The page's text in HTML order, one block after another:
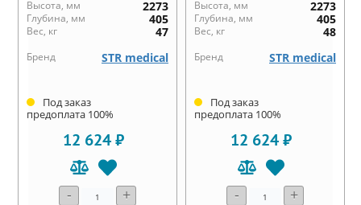
Высота, мм 2273
Глубина, мм 405
Вес, кг 47
Бренд STR medical
Под заказ
предоплата 100%
12 624 ₽
- +
Высота, мм 2273
Глубина, мм 405
Вес, кг 48
Бренд STR medical
Под заказ
предоплата 100%
12 624 ₽
- +